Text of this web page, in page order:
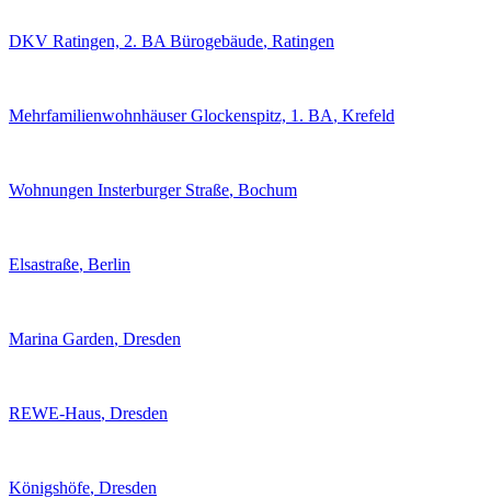
DKV Ratingen, 2. BA Bürogebäude, Ratingen
Mehrfamilienwohnhäuser Glockenspitz, 1. BA, Krefeld
Wohnungen Insterburger Straße, Bochum
Elsastraße, Berlin
Marina Garden, Dresden
REWE-Haus, Dresden
Königshöfe, Dresden